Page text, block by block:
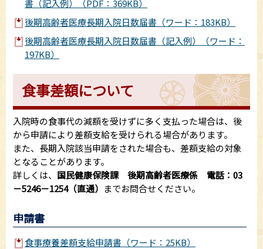
書（記入例）（PDF：369KB）
後期高齢者医療長期入院日数届書（ワード：183KB）
後期高齢者医療長期入院日数届書（記入例）（ワード：
197KB）
食事差額について
入院時の食事代の減額を受けずに多く支払った場合は、後
から申請により差額支給を受けられる場合があります。
また、長期入院該当申請をされた場合も、差額支給の対象
となることがあります。
詳しくは、 国民健康保険課 後期高齢者医療係 電話：03
－5246－1254（直通） までお問合せください。
申請書
食事療養差額支給申請書（ワード：25KB）